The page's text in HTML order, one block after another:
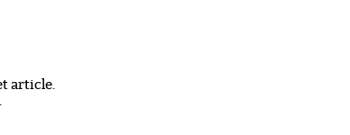
article.
.